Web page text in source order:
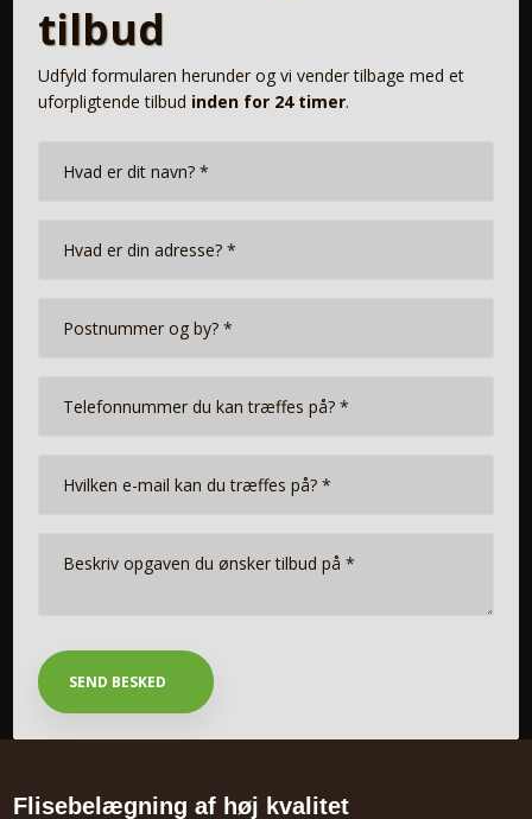
tilbud
Udfyld formularen herunder og vi vender tilbage med et
uforpligtende tilbud inden for 24 timer.
Flisebelægning af høj kvalitet